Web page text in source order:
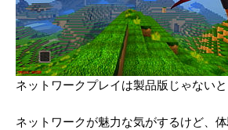
ネットワークプレイは製品版じゃないと
ネットワークが魅力な気がするけど、